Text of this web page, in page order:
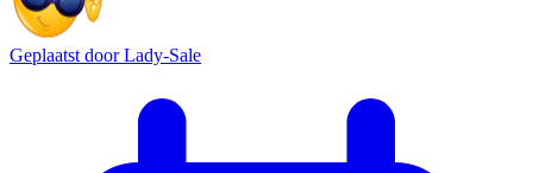
Geplaatst doorLady-Sale